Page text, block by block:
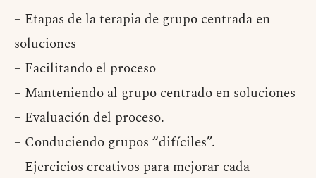
– Etapas de la terapia de grupo centrada en
soluciones
– Facilitando el proceso
– Manteniendo al grupo centrado en soluciones
– Evaluación del proceso.
– Conduciendo grupos “difíciles”.
– Ejercicios creativos para mejorar cada